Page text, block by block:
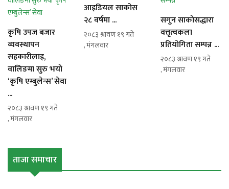
कृषि उपज बजार
व्यवस्थापन
सहकारीलाइ,
वालिङमा सुरु भयो
‘कृषि एम्बुलेन्स’ सेवा
...
२०८३ श्रावण १९ गते
, मंगलवार
आइडियल साकोस
२८ वर्षमा ...
२०८३ श्रावण १९ गते
, मंगलवार
सगुन साकोसद्धारा
वत्तृत्वकला
प्रतियोगिता सम्पन्न ...
२०८३ श्रावण १९ गते
, मंगलवार
ताजा समाचार